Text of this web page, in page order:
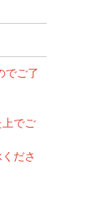
でご了
でご
ださ